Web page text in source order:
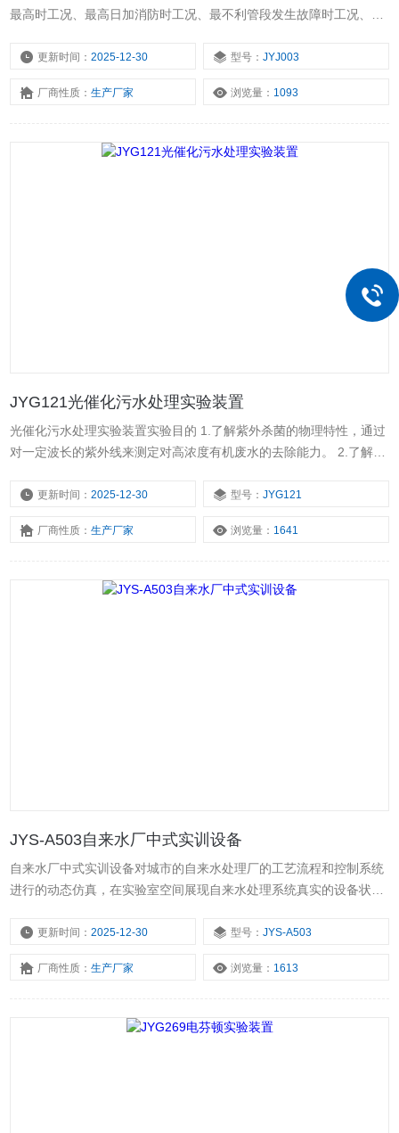
最高时工况、最高日加消防时工况、最不利管段发生故障时工况、多
更新时间：2025-12-30 型号：JYJ003
厂商性质：生产厂家 浏览量： 1093
JYG121光催化污水处理实验装置
光催化污水处理实验装置实验目的 1.了解紫外杀菌的物理特性，通过
对一定波长的紫外线来测定对高浓度有机废水的去除能力。 2.了解光
更新时间：2025-12-30 型号：JYG121
厂商性质：生产厂家 浏览量： 1641
JYS-A503自来水厂中式实训设备
自来水厂中式实训设备对城市的自来水处理厂的工艺流程和控制系统
进行的动态仿真，在实验室空间展现自来水处理系统真实的设备状态
模实验和展示等提供一个公共开放的研发平台。
更新时间：2025-12-30 型号：JYS-A503
厂商性质：生产厂家 浏览量： 1613